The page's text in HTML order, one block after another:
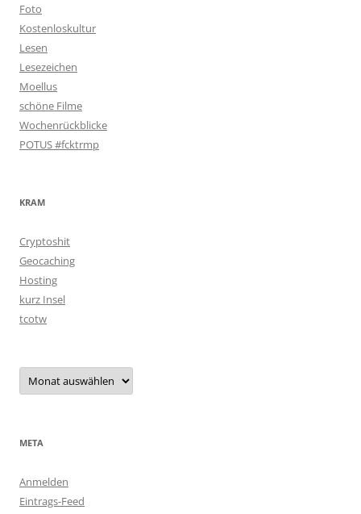
Foto
Kostenloskultur
Lesen
Lesezeichen
Moellus
schöne Filme
Wochenrückblicke
POTUS #fcktrmp
KRAM
Cryptoshit
Geocaching
Hosting
kurz Insel
tcotw
Archiv
META
Anmelden
Eintrags-Feed